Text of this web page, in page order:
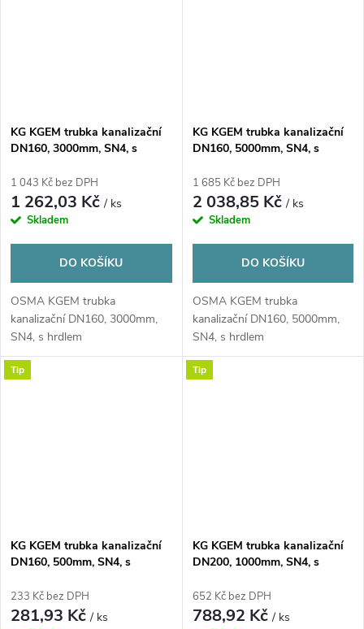
KG KGEM trubka kanalizační
DN160, 3000mm, SN4, s
1 043 Kč bez DPH
1 262,03 Kč/ ks
Skladem
DO KOŠÍKU
OSMA KGEM trubka
kanalizační DN160, 3000mm,
SN4, s hrdlem
KG KGEM trubka kanalizační
DN160, 5000mm, SN4, s
1 685 Kč bez DPH
2 038,85 Kč/ ks
Skladem
DO KOŠÍKU
OSMA KGEM trubka
kanalizační DN160, 5000mm,
SN4, s hrdlem
Tip
KG KGEM trubka kanalizační
DN160, 500mm, SN4, s
233 Kč bez DPH
281,93 Kč/ ks
Tip
KG KGEM trubka kanalizační
DN200, 1000mm, SN4, s
652 Kč bez DPH
788,92 Kč/ ks